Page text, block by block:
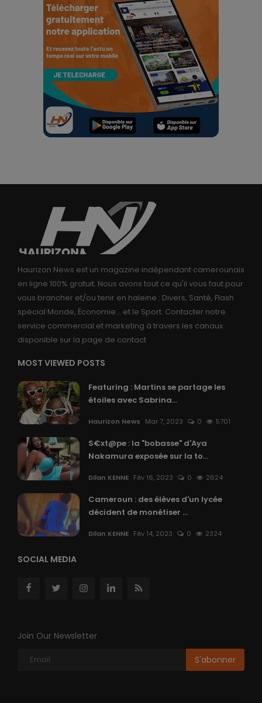
Haurizon News est un magazine indépendant camerounais
en ligne 100% gratuit. Nous avons tout ce qu'il vous faut pour
vous brancher et/ou tenir en haleine : Divers, Santé, Flash
spécial Monde, Économie... et le Sport. Contacter notre
service commercial et marketing à travers les canaux
disponible sur la page de contact
MOST VIEWED POSTS
Featuring : Martins se partage les
étoiles avec Sabrina...
Haurizon News Mar 7, 2023 0 5701
S€xt@pe : la "bobasse" d'Aya
Nakamura exposée sur la to...
Dilan KENNE Fév 16, 2023 0 2624
Cameroun : des élèves d'un lycée
décident de monétiser ...
Dilan KENNE Fév 14, 2023 0 2324
SOCIAL MEDIA
Join Our Newsletter
S'abonner